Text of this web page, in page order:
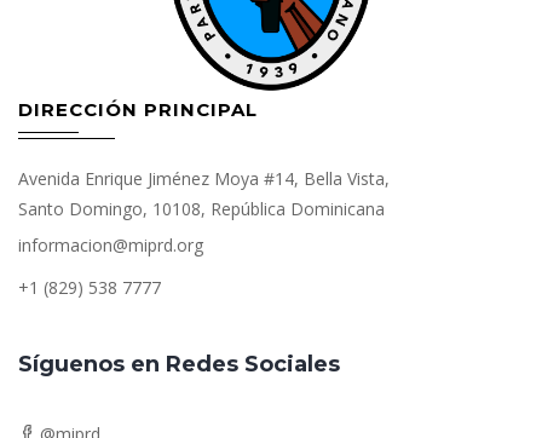
DIRECCIÓN PRINCIPAL
Avenida Enrique Jiménez Moya #14, Bella Vista,
Santo Domingo, 10108, República Dominicana
informacion@miprd.org
+1 (829) 538 7777
Síguenos en Redes Sociales